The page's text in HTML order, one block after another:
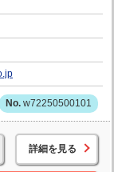
w72250500101
詳細を見る